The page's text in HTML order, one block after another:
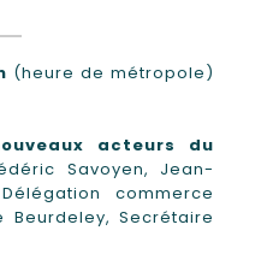
(heure de métropole)
acteurs du
Savoyen, Jean-
commerce
Beurdeley, Secrétaire